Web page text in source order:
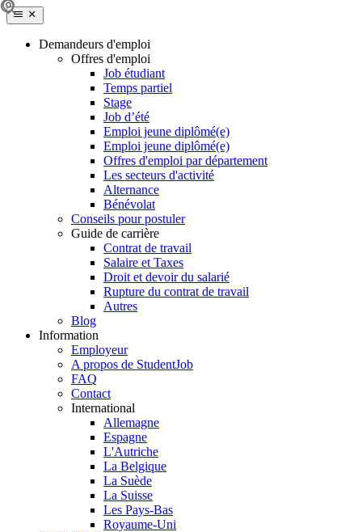
Demandeurs d'emploi
Offres d'emploi
Job étudiant
Temps partiel
Stage
Job d’été
Emploi jeune diplômé(e)
Emploi jeune diplômé(e)
Offres d'emploi par département
Les secteurs d'activité
Alternance
Bénévolat
Conseils pour postuler
Guide de carrière
Contrat de travail
Salaire et Taxes
Droit et devoir du salarié
Rupture du contrat de travail
Autres
Blog
Information
Employeur
A propos de StudentJob
FAQ
Contact
International
Allemagne
Espagne
L'Autriche
La Belgique
La Suède
La Suisse
Les Pays-Bas
Royaume-Uni